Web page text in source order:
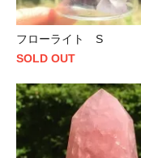
フローライト S
SOLD OUT